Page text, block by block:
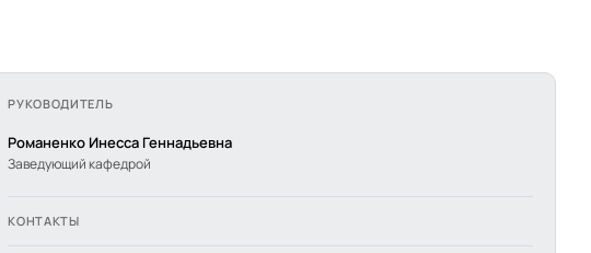
РУКОВОДИТЕЛЬ
Романенко Инесса Геннадьевна
Заведующий кафедрой
КОНТАКТЫ